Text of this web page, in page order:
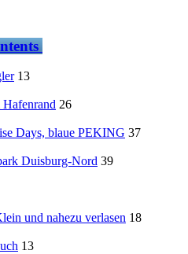
13
Hafenrand 26
Days, blaue PEKING 37
Duisburg-Nord 39
und nahezu verlasen 18
13